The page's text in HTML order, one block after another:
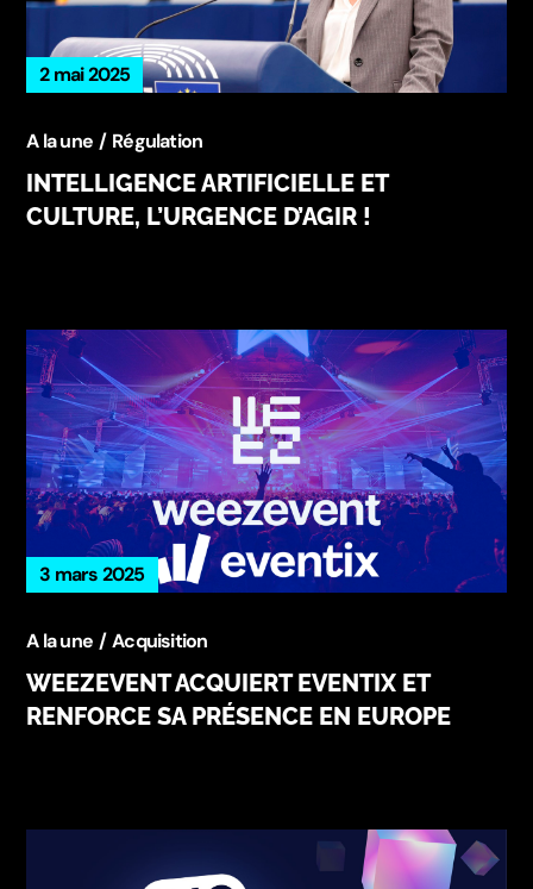
2 mai 2025
A la une Régulation
INTELLIGENCE ARTIFICIELLE ET
CULTURE, L’URGENCE D’AGIR !
3 mars 2025
A la une Acquisition
WEEZEVENT ACQUIERT EVENTIX ET
RENFORCE SA PRÉSENCE EN EUROPE